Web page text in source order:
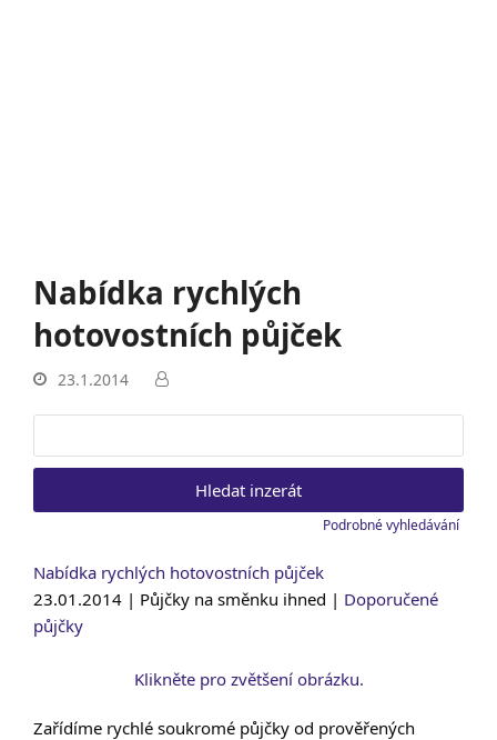
Nabídka rychlých
hotovostních půjček
23.1.2014
Podrobné vyhledávání
Nabídka rychlých hotovostních půjček
23.01.2014 | Půjčky na směnku ihned | Doporučené
půjčky
Klikněte pro zvětšení obrázku.
Zařídíme rychlé soukromé půjčky od prověřených